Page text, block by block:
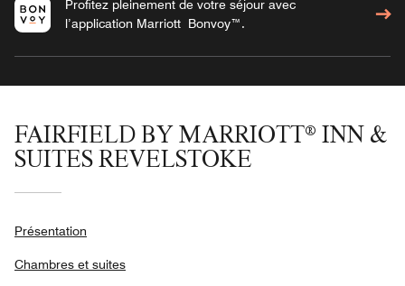
Profitez pleinement de votre séjour avec
l’application Marriott Bonvoy™.
FAIRFIELD BY MARRIOTT® INN &
SUITES REVELSTOKE
Présentation
Chambres et suites